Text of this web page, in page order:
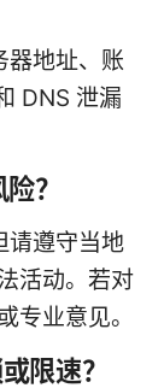
器地址、账
DNS 泄漏
？
请遵守当地
活动。若对
专业意见。
限速？